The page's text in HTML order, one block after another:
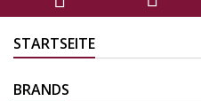
STARTSEITE
BRANDS